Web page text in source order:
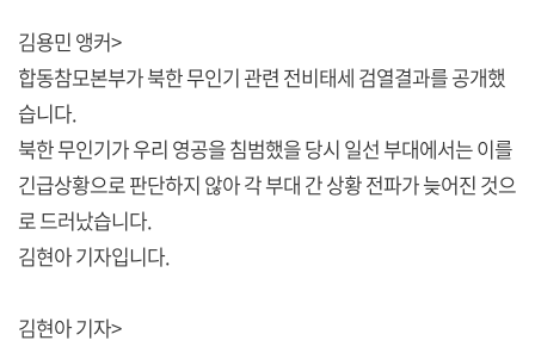
김용민 앵커>
합동참모본부가 북한 무인기 관련 전비태세 검열결과를 공개했
습니다.
북한 무인기가 우리 영공을 침범했을 당시 일선 부대에서는 이를
긴급상황으로 판단하지 않아 각 부대 간 상황 전파가 늦어진 것으
로 드러났습니다.
김현아 기자입니다.
김현아 기자>